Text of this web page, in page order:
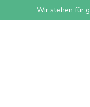
Wir stehen für